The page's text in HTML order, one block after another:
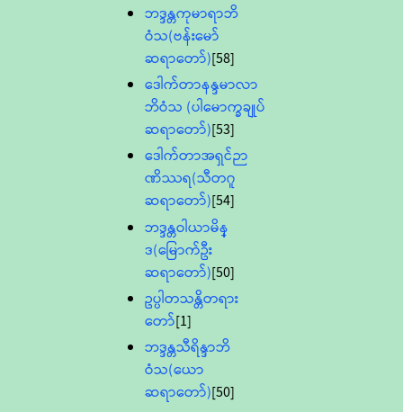
ဘဒ္ဒန္တကုမာရာဘိ
ဝံသ(ဗန်းမော်
ဆရာတော်)[58]
ဒေါက်တာနန္ဒမာလာ
ဘိဝံသ (ပါမောက္ခချုပ်
ဆရာတော်)[53]
ဒေါက်တာအရှင်ဉာ
ဏိဿရ(သီတဂူ
ဆရာတော်)[54]
ဘဒ္ဒန္တဝါယာမိန္
ဒ(မြောက်ဦး
ဆရာတော်)[50]
ဥပ္ပါတသန္တိတရား
တော်[1]
ဘဒ္ဒန္တသီရိန္ဒာဘိ
ဝံသ(ယော
ဆရာတော်)[50]